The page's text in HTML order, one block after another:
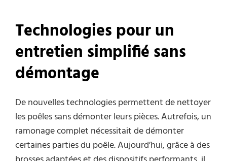
Technologies pour un
entretien simplifié sans
démontage
De nouvelles technologies permettent de nettoyer
les poêles sans démonter leurs pièces. Autrefois, un
ramonage complet nécessitait de démonter
certaines parties du poêle. Aujourd’hui, grâce à des